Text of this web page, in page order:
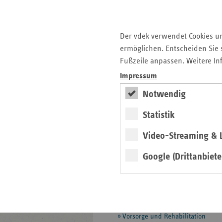
Der vdek verwendet Cookies
ermöglichen. Entscheiden
Fußzeile anpassen. Weitere
Impressum
Notwendig
Statistik
Video-Streaming &
Google
Manipulationsabwehr
MD-Datenaustausch
Mitgliedschafts- und
Beitragsrecht
Gesundheitsförderung
Selbsthilfeförderung
Vorsorge und Rehabilitation